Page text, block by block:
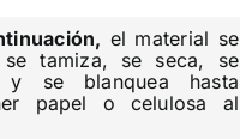
el material se
se tamiza, se seca, se
se blanquea hasta
papel o celulosa al